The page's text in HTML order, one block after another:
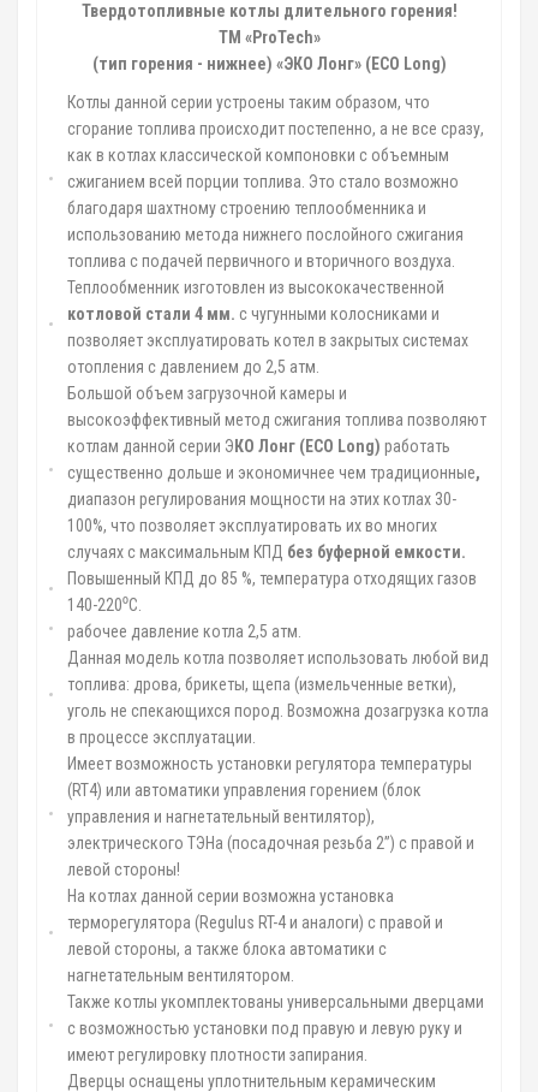
Твердотопливные котлы длительного горения!
ТМ «ProTech»
(тип горения - нижнее) «ЭКО Лонг» (ЕСО Long)
Котлы данной серии устроены таким образом, что
сгорание топлива происходит постепенно, а не все сразу,
как в котлах классической компоновки с объемным
сжиганием всей порции топлива. Это стало возможно
благодаря шахтному строению теплообменника и
использованию метода нижнего послойного сжигания
топлива с подачей первичного и вторичного воздуха.
Теплообменник изготовлен из высококачественной
котловой стали 4 мм. с чугунными колосниками и
позволяет эксплуатировать котел в закрытых системах
отопления с давлением до 2,5 атм.
Большой объем загрузочной камеры и
высокоэффективный метод сжигания топлива позволяют
котлам данной серии Э КО Лонг (ECO Long) работать
существенно дольше и экономичнее чем традиционные,
диапазон регулирования мощности на этих котлах 30-
100%, что позволяет эксплуатировать их во многих
случаях с максимальным КПД без буферной емкости.
Повышенный КПД до 85 %, температура отходящих газов
140-220⁰С.
рабочее давление котла 2,5 атм.
Данная модель котла позволяет использовать любой вид
топлива: дрова, брикеты, щепа (измельченные ветки),
уголь не спекающихся пород. Возможна дозагрузка котла
в процессе эксплуатации.
Имеет возможность установки регулятора температуры
(RT4) или автоматики управления горением (блок
управления и нагнетательный вентилятор),
электрического ТЭНа (посадочная резьба 2”) с правой и
левой стороны!
На котлах данной серии возможна установка
терморегулятора (Regulus RT-4 и аналоги) с правой и
левой стороны, а также блока автоматики с
нагнетательным вентилятором.
Также котлы укомплектованы универсальными дверцами
с возможностью установки под правую и левую руку и
имеют регулировку плотности запирания.
Дверцы оснащены уплотнительным керамическим